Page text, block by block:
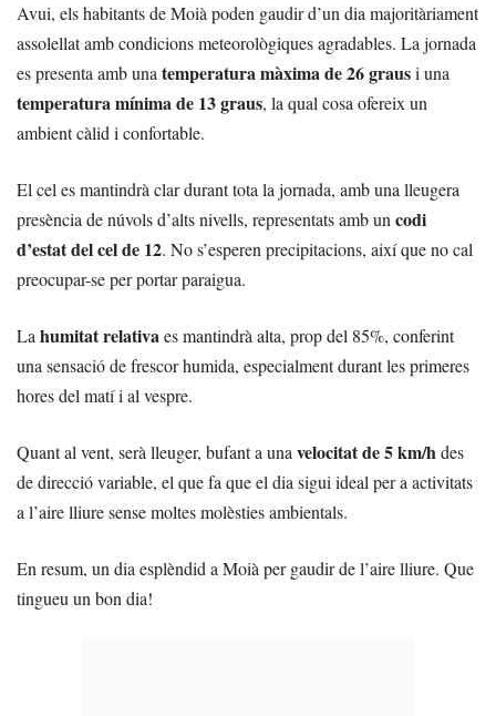
Avui, els habitants de Moià poden gaudir d’un dia majoritàriament
assolellat amb condicions meteorològiques agradables. La jornada
es presenta amb unatemperatura màxima de 26 grausi una
temperatura mínima de 13 graus, la qual cosa ofereix un
ambient càlid i confortable.
El cel es mantindrà clar durant tota la jornada, amb una lleugera
presència de núvols d’alts nivells, representats amb uncodi
d’estat del cel de 12. No s’esperen precipitacions, així que no cal
preocupar-se per portar paraigua.
Lahumitat relativaes mantindrà alta, prop del 85%, conferint
una sensació de frescor humida, especialment durant les primeres
hores del matí i al vespre.
Quant al vent, serà lleuger, bufant a unavelocitat de 5 km/hdes
de direcció variable, el que fa que el dia sigui ideal per a activitats
a l’aire lliure sense moltes molèsties ambientals.
En resum, un dia esplèndid a Moià per gaudir de l’aire lliure. Que
tingueu un bon dia!